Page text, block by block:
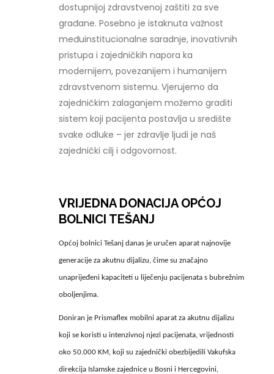
dostupnijoj zdravstvenoj zaštiti za sve
građane. Posebno je istaknuta važnost
međuinstitucionalne saradnje, inovativnih
pristupa i zajedničkih napora ka
modernijem, povezanijem i humanijem
zdravstvenom sistemu. Vjerujemo da
zajedničkim zalaganjem možemo graditi
sistem koji pacijenta postavlja u središte
svake odluke – jer zdravlje ljudi je naš
zajednički cilj i odgovornost.
VRIJEDNA DONACIJA OPĆOJ
BOLNICI TEŠANJ
Općoj bolnici Tešanj danas je uručen aparat najnovije
generacije za akutnu dijalizu, čime su značajno
unaprijeđeni kapaciteti u liječenju pacijenata s bubrežnim
oboljenjima.
Doniran je Prismaflex mobilni aparat za akutnu dijalizu
koji se koristi u intenzivnoj njezi pacijenata, vrijednosti
oko 50.000 KM, koji su zajednički obezbijedili Vakufska
direkcija Islamske zajednice u Bosni i Hercegovini,